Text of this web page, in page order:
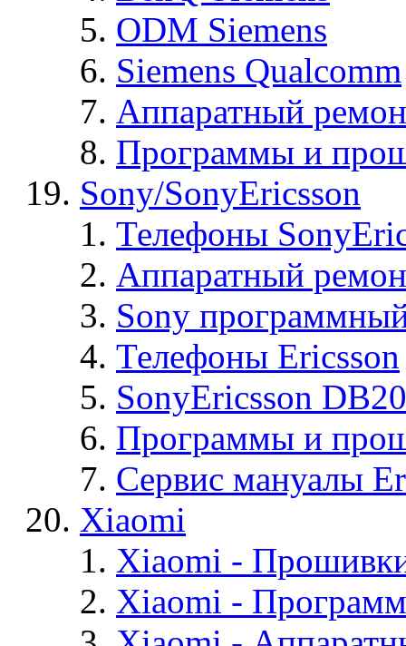
ODM Siemens
Siemens Qualcomm
Аппаратный
Программы и
Sony/SonyEricsson
Телефоны
Аппаратный
Sony
Телефоны Ericsson
SonyEricsson
Программы и
Сервис мануалы
Xiaomi
Xiaomi -
Xiaomi -